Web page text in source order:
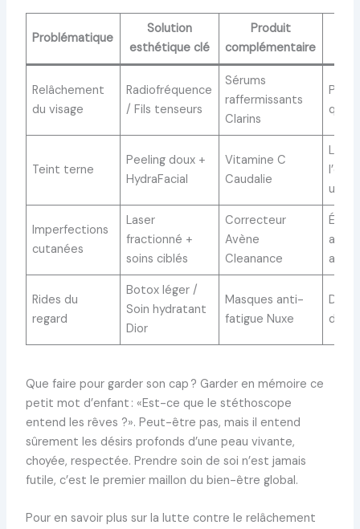
Problématique
Solution
esthétique clé
Produit
complémentaire
Relâchement
du visage
Radiofréquence
/ Fils tenseurs
Sérums
raffermissants
Clarins
Teint terne
Peeling doux +
HydraFacial
Vitamine C
Caudalie
Imperfections
cutanées
Laser
fractionné +
soins ciblés
Correcteur
Avène
Cleanance
Rides du
regard
Botox léger /
Soin hydratant
Dior
Masques anti-
fatigue Nuxe
dos
Que faire pour garder son cap ? Garder en mémoire ce
petit mot d’enfant : «Est-ce que le stéthoscope
entend les rêves ?». Peut-être pas, mais il entend
sûrement les désirs profonds d’une peau vivante,
choyée, respectée. Prendre soin de soi n’est jamais
futile, c’est le premier maillon du bien-être global.
Pour en savoir plus sur la lutte contre le relâchement